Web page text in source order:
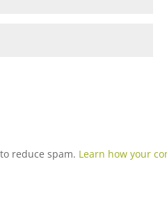
reduce spam. Learn how your